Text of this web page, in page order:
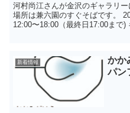
河村尚江さんが金沢のギャラリ
場所は兼六園のすぐそばです。
12:00〜18:00（最終日17:00まで)
新着情報
かか
パン